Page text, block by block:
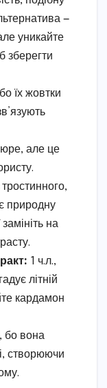
—
уникайте
зберегти
їх жовтки
але це
природну
на
1 ч.л.,
літній
кардамон
бо вона
створюючи